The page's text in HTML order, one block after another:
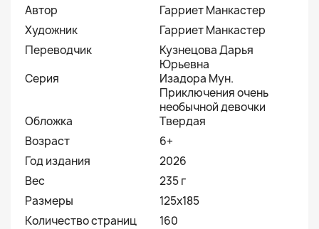
Автор
Гарриет Манкастер
Художник
Гарриет Манкастер
Переводчик
Кузнецова Дарья
Юрьевна
Серия
Изадора Мун.
Приключения очень
необычной девочки
Обложка
Твердая
Возраст
6+
Год издания
2026
Вес
235 г
Размеры
125x185
Количество страниц
160